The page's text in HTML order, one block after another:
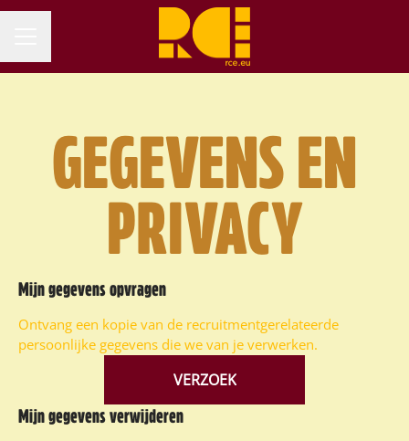
GEGEVENS EN
PRIVACY
Mijn gegevens opvragen
Ontvang een kopie van de recruitmentgerelateerde
persoonlijke gegevens die we van je verwerken.
VERZOEK
Mijn gegevens verwijderen